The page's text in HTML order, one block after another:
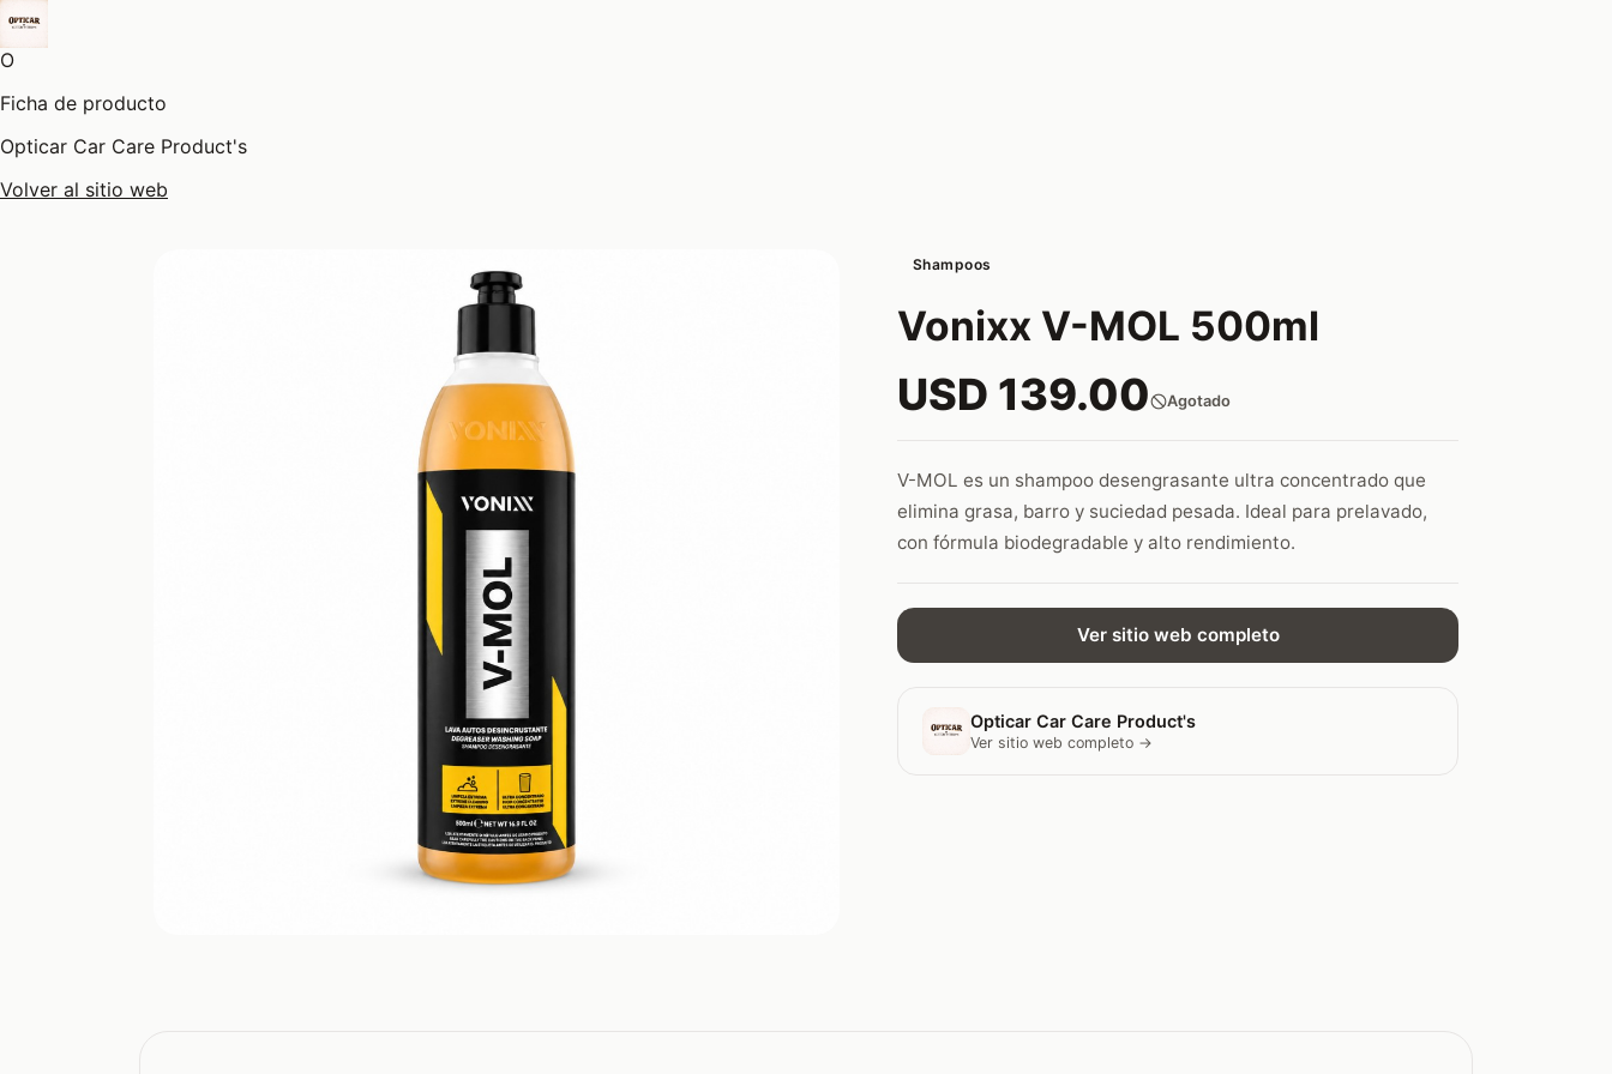
O
Ficha de producto
Opticar Car Care Product's
Volver al sitio web
Shampoos
Vonixx V-MOL 500ml
USD 139.00 Agotado
V-MOL es un shampoo desengrasante ultra concentrado que
elimina grasa, barro y suciedad pesada. Ideal para prelavado,
con fórmula biodegradable y alto rendimiento.
Ver sitio web completo
Opticar Car Care Product's
Ver sitio web completo →